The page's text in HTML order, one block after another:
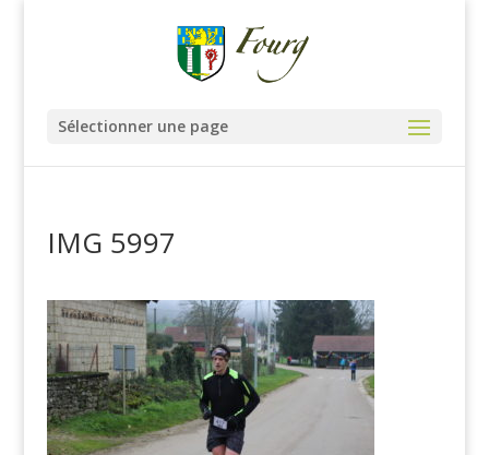
Sélectionner une page
IMG 5997